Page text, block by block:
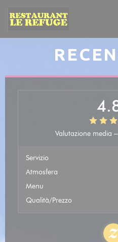
Valutazione media
Servizio
Atmosfera
Menu
Qualità/Prezzo